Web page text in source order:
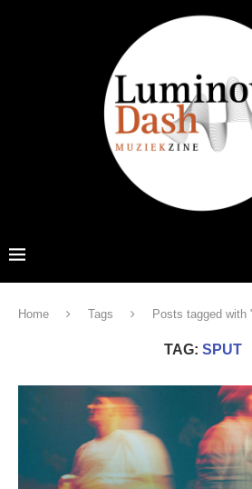
Home Tags Posts tagged with
TAG: SPUT